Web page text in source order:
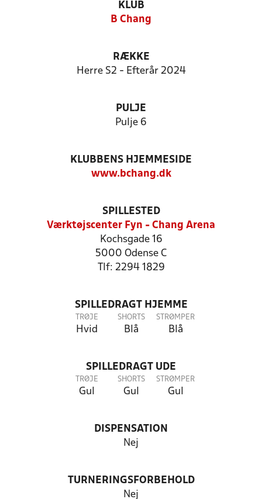
KLUB
B Chang
RÆKKE
Herre S2 - Efterår 2024
PULJE
Pulje 6
KLUBBENS HJEMMESIDE
www.bchang.dk
SPILLESTED
Værktøjscenter Fyn - Chang Arena
Kochsgade 16
5000 Odense C
Tlf: 2294 1829
SPILLEDRAGT HJEMME
TRØJE
Hvid
SHORTS
Blå
STRØMPER
Blå
SPILLEDRAGT UDE
TRØJE
Gul
SHORTS
Gul
STRØMPER
Gul
DISPENSATION
Nej
TURNERINGSFORBEHOLD
Nej